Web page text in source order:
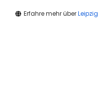
Erfahre mehr überLeipzig